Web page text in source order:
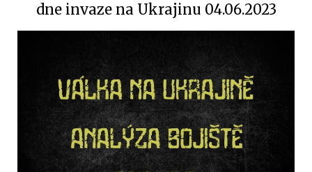
dne invaze na Ukrajinu 04.06.2023